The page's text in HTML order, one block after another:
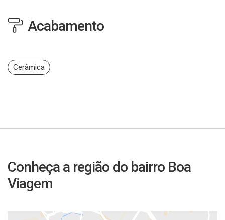
Acabamento
Cerâmica
Conheça a região do bairro Boa
Viagem